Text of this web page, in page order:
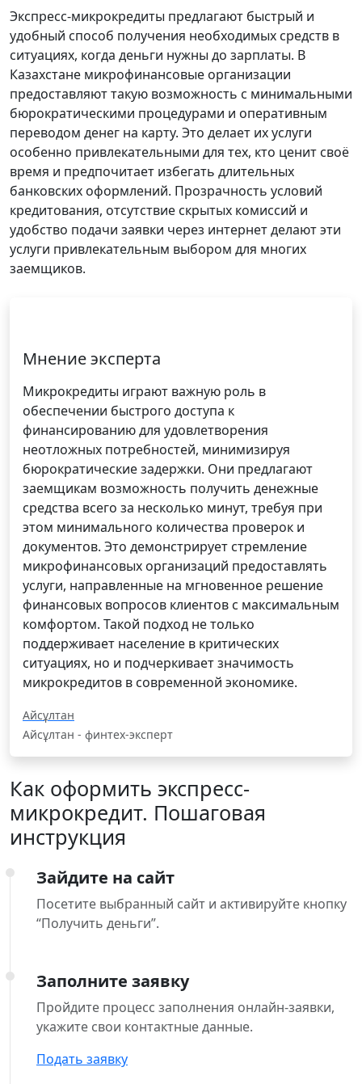
Экспресс-микрокредиты предлагают быстрый и
удобный способ получения необходимых средств в
ситуациях, когда деньги нужны до зарплаты. В
Казахстане микрофинансовые организации
предоставляют такую возможность с минимальными
бюрократическими процедурами и оперативным
переводом денег на карту. Это делает их услуги
особенно привлекательными для тех, кто ценит своё
время и предпочитает избегать длительных
банковских оформлений. Прозрачность условий
кредитования, отсутствие скрытых комиссий и
удобство подачи заявки через интернет делают эти
услуги привлекательным выбором для многих
заемщиков.
Мнение эксперта
Микрокредиты играют важную роль в
обеспечении быстрого доступа к
финансированию для удовлетворения
неотложных потребностей, минимизируя
бюрократические задержки. Они предлагают
заемщикам возможность получить денежные
средства всего за несколько минут, требуя при
этом минимального количества проверок и
документов. Это демонстрирует стремление
микрофинансовых организаций предоставлять
услуги, направленные на мгновенное решение
финансовых вопросов клиентов с максимальным
комфортом. Такой подход не только
поддерживает население в критических
ситуациях, но и подчеркивает значимость
микрокредитов в современной экономике.
Айсұлтан
Айсұлтан - финтех-эксперт
Как оформить экспресс-
микрокредит. Пошаговая
инструкция
Зайдите на сайт
Посетите выбранный сайт и активируйте кнопку
“Получить деньги”.
Заполните заявку
Пройдите процесс заполнения онлайн-заявки,
укажите свои контактные данные.
Подать заявку